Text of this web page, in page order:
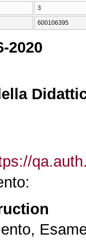
3
600106395
2020